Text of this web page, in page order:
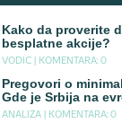
Kako da proverite
besplatne akcije?
VODIC | KOMENTARA: 0
Pregovori o
Gde je Srbija na
ANALIZA | KOMENTARA: 0